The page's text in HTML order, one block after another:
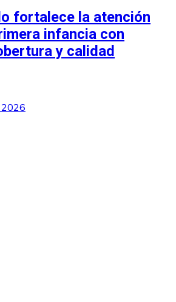
fortalece la atención
infancia con
y calidad
2026